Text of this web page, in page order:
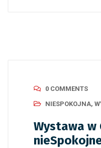
0 COMMENTS
NIESPOKOJNA,
Wystawa w